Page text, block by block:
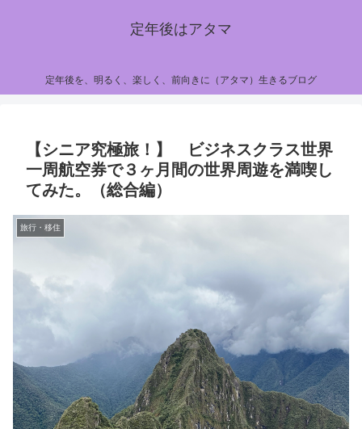
定年後はアタマ
定年後を、明るく、楽しく、前向きに（アタマ）生きるブログ
【シニア究極旅！】 ビジネスクラス世界
一周航空券で３ヶ月間の世界周遊を満喫し
てみた。（総合編）
旅行・移住